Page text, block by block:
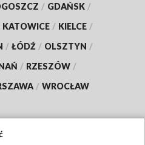
/ GDAŃSK /
KATOWICE / KIELCE /
/ ŁÓDŹ / OLSZTYN /
/ RZESZÓW /
/ WROCŁAW